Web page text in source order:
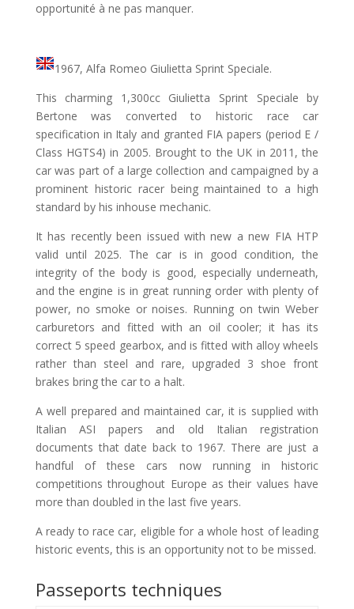
opportunité à ne pas manquer.
1967, Alfa Romeo Giulietta Sprint Speciale.
This charming 1,300cc Giulietta Sprint Speciale by
Bertone was converted to historic race car
specification in Italy and granted FIA papers (period E /
Class HGTS4) in 2005. Brought to the UK in 2011, the
car was part of a large collection and campaigned by a
prominent historic racer being maintained to a high
standard by his inhouse mechanic.
It has recently been issued with new a new FIA HTP
valid until 2025. The car is in good condition, the
integrity of the body is good, especially underneath,
and the engine is in great running order with plenty of
power, no smoke or noises. Running on twin Weber
carburetors and fitted with an oil cooler; it has its
correct 5 speed gearbox, and is fitted with alloy wheels
rather than steel and rare, upgraded 3 shoe front
brakes bring the car to a halt.
A well prepared and maintained car, it is supplied with
Italian ASI papers and old Italian registration
documents that date back to 1967. There are just a
handful of these cars now running in historic
competitions throughout Europe as their values have
more than doubled in the last five years.
A ready to race car, eligible for a whole host of leading
historic events, this is an opportunity not to be missed.
Passeports techniques